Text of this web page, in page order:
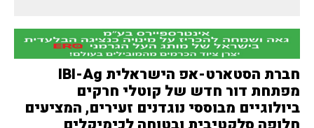
חברת הסטארט-אפ הישראלית IBI-Ag
מפתחת דור חדש של קוטלי חרקים
ביולוגיים מבוססי נוגדנים זעירים, המציעים